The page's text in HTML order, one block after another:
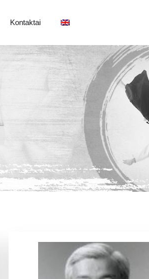
Kontaktai